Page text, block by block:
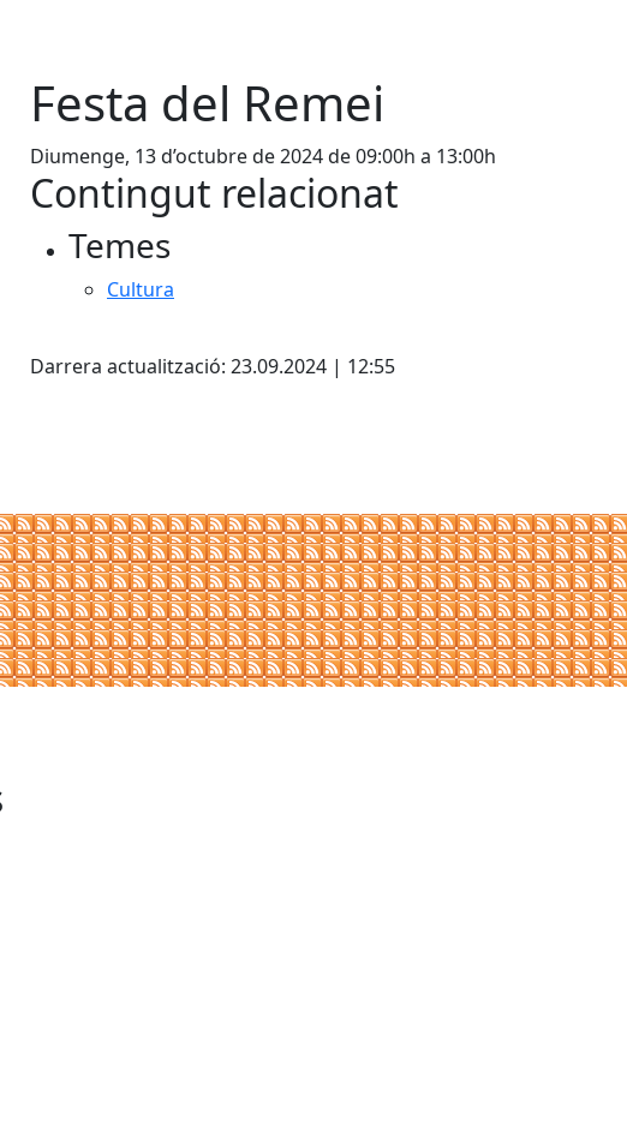
Festa del Remei
Diumenge, 13 d’octubre de 2024 de 09:00h a 13:00h
Contingut relacionat
Temes
Cultura
Darrera actualització: 23.09.2024 | 12:55